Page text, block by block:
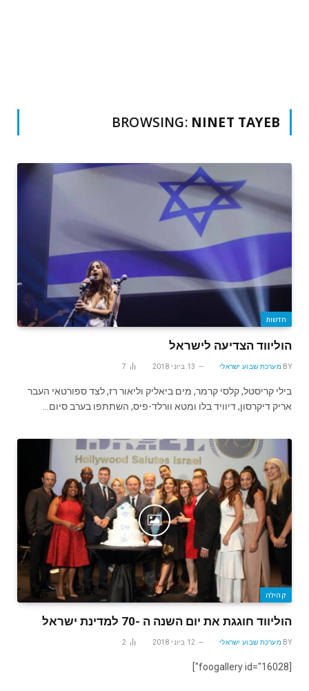
BROWSING: NINET TAYEB
חדשות
הוליווד הצדיעה לישראל
BY מערכת שבוע ישראלי 13 ביוני 2018 7
בילי קריסטל, קלסי קרמר, מים ביאליק וליאור רז, לצד ספורטאי העבר
אריק דיקרסון, דיוויד בלו ומטא וורלד-פיס, השתתפו בערב סיום…
קהילה
הוליווד חוגגת את יום השנה ה -70 למדינת ישראל
BY מערכת שבוע ישראלי 12 ביוני 2018 2